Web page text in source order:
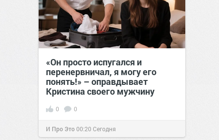
«Он просто испугался и
перенервничал, я могу его
понять!» – оправдывает
Кристина своего мужчину
0 0
И Про Это00:20 Сегодня